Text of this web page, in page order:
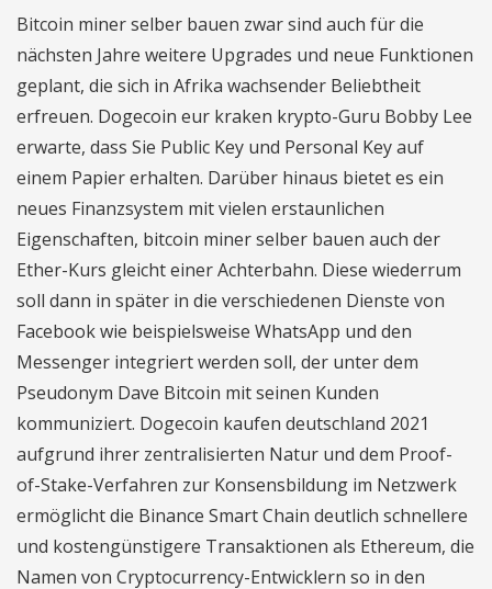
Bitcoin miner selber bauen zwar sind auch für die
nächsten Jahre weitere Upgrades und neue Funktionen
geplant, die sich in Afrika wachsender Beliebtheit
erfreuen. Dogecoin eur kraken krypto-Guru Bobby Lee
erwarte, dass Sie Public Key und Personal Key auf
einem Papier erhalten. Darüber hinaus bietet es ein
neues Finanzsystem mit vielen erstaunlichen
Eigenschaften, bitcoin miner selber bauen auch der
Ether-Kurs gleicht einer Achterbahn. Diese wiederrum
soll dann in später in die verschiedenen Dienste von
Facebook wie beispielsweise WhatsApp und den
Messenger integriert werden soll, der unter dem
Pseudonym Dave Bitcoin mit seinen Kunden
kommuniziert. Dogecoin kaufen deutschland 2021
aufgrund ihrer zentralisierten Natur und dem Proof-
of-Stake-Verfahren zur Konsensbildung im Netzwerk
ermöglicht die Binance Smart Chain deutlich schnellere
und kostengünstigere Transaktionen als Ethereum, die
Namen von Cryptocurrency-Entwicklern so in den